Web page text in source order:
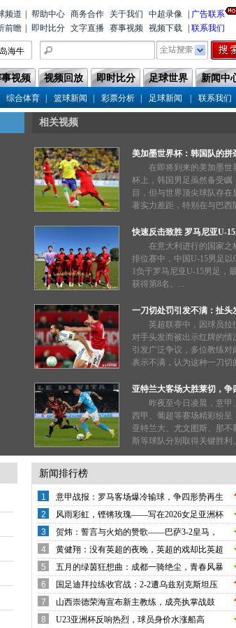
频道
前瞻
帮助中心 商务合作 关于我们 中超录像
广告联系
即时比分 文字直播 赛事视频 视频下载 联系我们
海牛
铁人
江队
视频 视频回放 即时比分 足球世界 新闻中
综合体育 | 篮球新闻 | 彩票分析 | 足球新闻 | 联系我们
相关视频
美加墨世界杯：韩国队的拼
能否奏效？
在即将到来的美加墨世
杯上，韩国男足虽然备受瞩
目，但与世界顶尖球队存在
著实力差距，特别在与巴西
预期。...
快速反击致胜 罗马尼亚U-
压中国队
在意大利进行的国家之
排位赛中，中国U-15男足以
1负于罗马尼亚U-15男足，
获得第8名。...
一刀切处罚引发不满：扯头
也能被禁赛三场？
英超联赛中，因球员拉
对手头发而被出示红牌的情
引发广泛争议，多位教练对
表示不满，认为这种一刀切
亚特兰大客场大胜莱切，争
形势明朗昨夜至今日凌晨，意甲、
西甲、葡超等赛场精彩纷呈
亚特兰大、尤文图斯、那不
斯等球队分别取得关键胜利
新闻排行榜
1
意甲战报：罗马客场爆冷输球，争四形势再生
变数，劳塔罗刷新纪录国米高歌猛进！
2
风雨彩虹，铿锵玫瑰——写在2026女足亚洲杯
备战关键节点的深情礼赞
3
贺炜：誓言与火焰的赞歌——巴萨3-2皇马，
西甲冠军悬念在五月重生
4
黄健翔：没有英超的夜晚，英超的戏却比英超
还英超！
5
五月的绿茵狂想曲：成都一骑绝尘，青春风暴
席卷中超
6
国足迪拜拉练收官战：2-2遭乌兹别克斯坦压
哨绝平，邵佳一执教初现战术雏形
7
山西崇德荣海宣布新主教练，成亮执掌战鼓
8
U23亚洲杯反响热烈，球员身价水涨船高